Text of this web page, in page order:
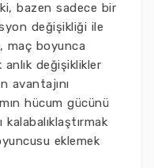
bazen sadece bir
değişikliği ile
maç boyunca
değişiklikler
avantajını
hücum gücünü
eklemek